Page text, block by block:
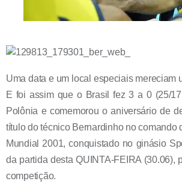
Uma data e um local especiais mereciam
E foi assim que o Brasil fez 3 a 0 (25/
Polônia e comemorou o aniversário de
título do técnico Bernardinho no comando
Mundial 2001, conquistado no ginásio
da partida desta QUINTA-FEIRA (30.06),
competição.